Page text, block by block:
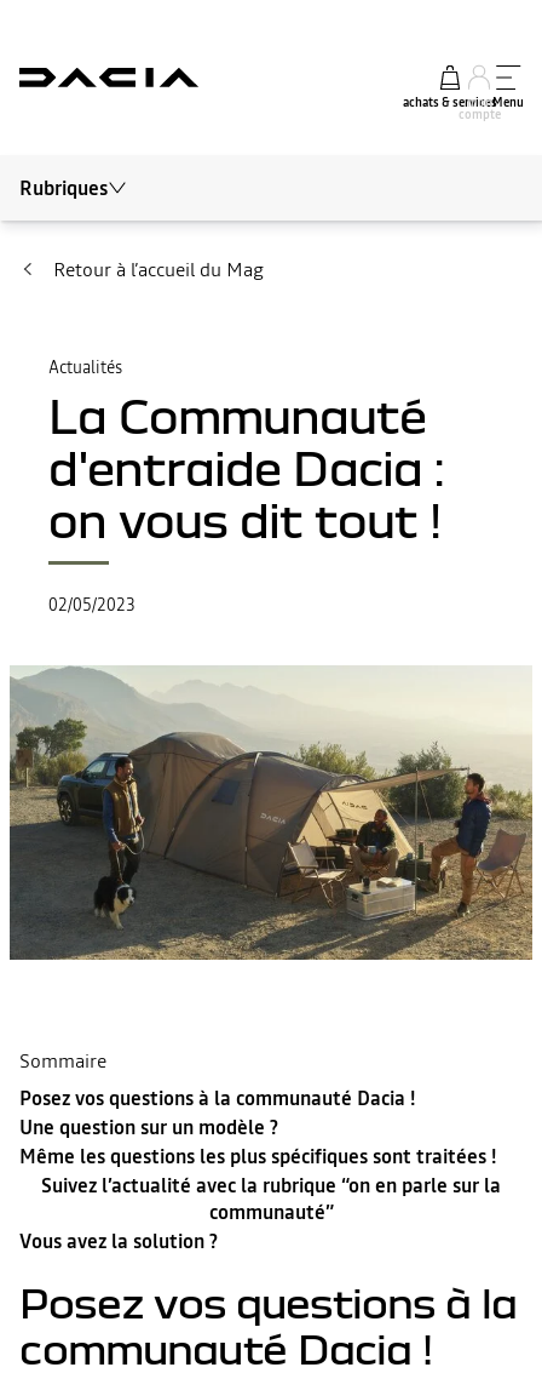
achats & services
mon
compte
Menu
Rubriques
Tout le mag
Actualités
Electrique
Retour à l’accueil du Mag
Actualités
La Communauté
d'entraide Dacia :
on vous dit tout !
02/05/2023
Sommaire
Posez vos questions à la communauté Dacia !
Une question sur un modèle ?
Même les questions les plus spécifiques sont traitées !
Suivez l’actualité avec la rubrique “on en parle sur la
communauté”
Vous avez la solution ?
Posez vos questions à la
communauté Dacia !